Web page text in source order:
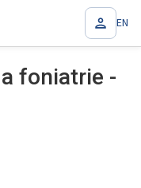
EN
foniatrie -